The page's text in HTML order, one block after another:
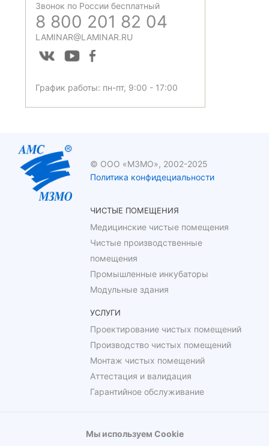
Звонок по России бесплатный
8 800 201 82 04
LAMINAR@LAMINAR.RU
График работы: пн-пт, 9:00 - 17:00
© ООО «МЗМО», 2002-2025
Политика конфидециальности
ЧИСТЫЕ ПОМЕЩЕНИЯ
Медицинские чистые помещения
Чистые производственные
помещения
Промышленные инкубаторы
Модульные здания
УСЛУГИ
Проектирование чистых помещений
Производство чистых помещений
Монтаж чистых помещений
Аттестация и валидация
Гарантийное обслуживание
Мы используем Cookie